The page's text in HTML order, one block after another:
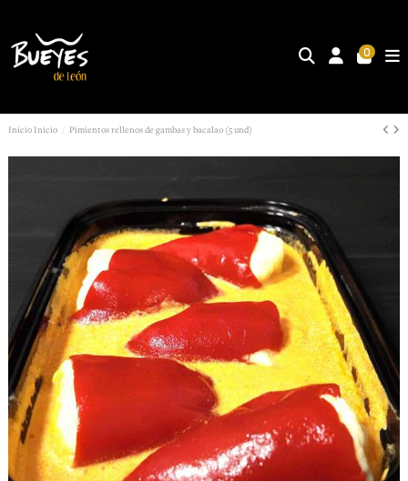
0
Inicio Inicio Pimientos rellenos de gambas y bacalao (5 und)